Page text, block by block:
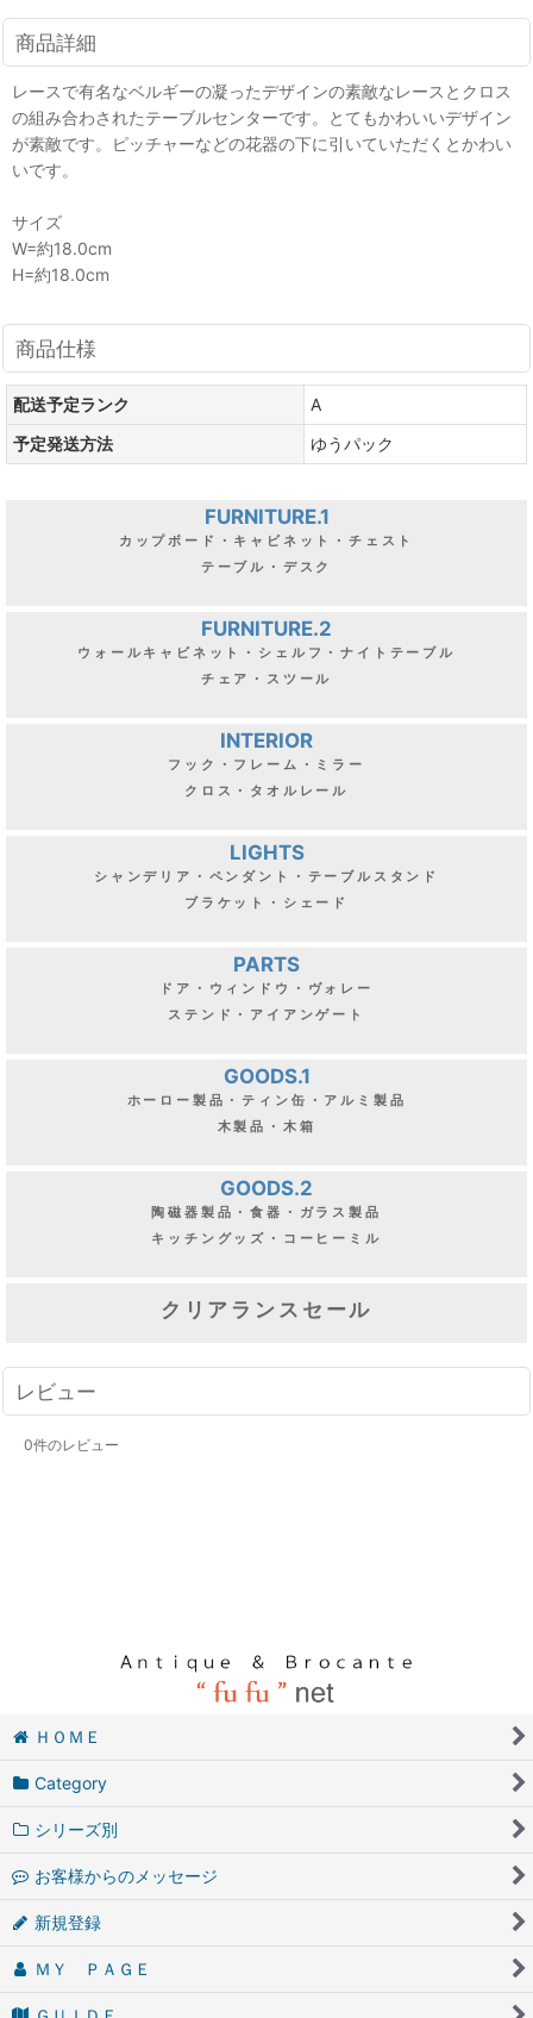
商品詳細
レースで有名なベルギーの凝ったデザインの素敵なレースとクロス
の組み合わされたテーブルセンターです。とてもかわいいデザイン
が素敵です。ピッチャーなどの花器の下に引いていただくとかわい
いです。
サイズ
W=約18.0cm
H=約18.0cm
商品仕様
配送予定ランク
A
予定発送方法
ゆうパック
FURNITURE.1
カップボード・キャビネット・チェスト
テーブル・デスク
FURNITURE.2
ウォールキャビネット・シェルフ・ナイトテーブル
チェア・スツール
INTERIOR
フック・フレーム・ミラー
クロス・タオルレール
LIGHTS
シャンデリア・ペンダント・テーブルスタンド
ブラケット・シェード
PARTS
ドア・ウィンドウ・ヴォレー
ステンド・アイアンゲート
GOODS.1
ホーロー製品・ティン缶・アルミ製品
木製品・木箱
GOODS.2
陶磁器製品・食器・ガラス製品
キッチングッズ・コーヒーミル
クリアランスセール
レビュー
0件のレビュー
ＨＯＭＥ
Category
シリーズ別
お客様からのメッセージ
新規登録
ＭＹ ＰＡＧＥ